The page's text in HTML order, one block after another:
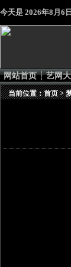
今天是 2026年8月6
网站首页 ┆ 艺网
当前位置：首页>